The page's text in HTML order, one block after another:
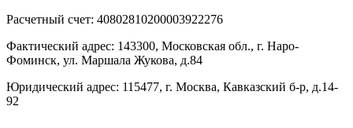
Расчетный счет: 40802810200003922276
Фактический адрес: 143300, Московская обл., г. Наро-
Фоминск, ул. Маршала Жукова, д.84
Юридический адрес: 115477, г. Москва, Кавказский б-р, д.14-
92